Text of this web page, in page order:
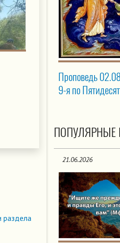
раздела
Проповедь
9-я по
ПОПУЛЯРНЫЕ
21.06.2026